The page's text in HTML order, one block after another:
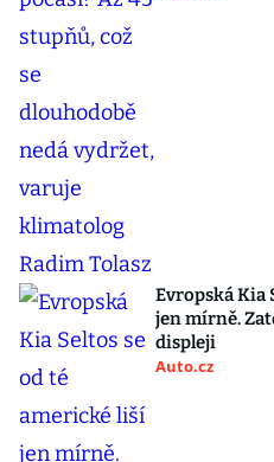
Evropská Kia
jen mírně.
displeji
Auto.cz